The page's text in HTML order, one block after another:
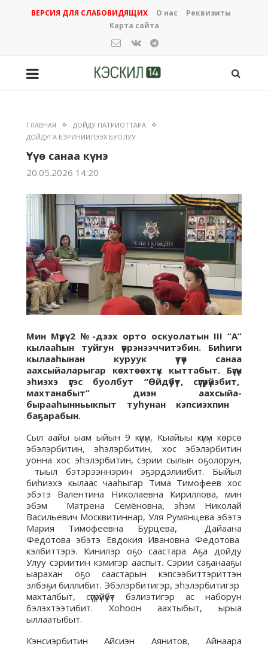
ВЕРСИЯ ДЛЯ СЛАБОВИДЯЩИХ О нас
Реквизиты
Карта сайта
ГЛАВНАЯ
ДОЙДУ ПАТРИОТТАРА
ДОЙДУГА БЭРИНИИЛЭЭХ БУОЛУУ
Үтүө санаа күнэ
20.05.2026 14:20
Мин Мүрү 2 №-дээх орто оскуолатын III “А”
кылааһын туйгун үөрэнээччитэбин. Биһиги
кылааһынан куруук үтүө санаа
аахсыйаларыгар көхтөөхтүк кыттабыт. Бүгүн
эһиэхэ үгэс буолбут “Өйдүүбүт, сүгүрүйэбит,
махтанабыт” диэн аахсыйа-
бырааһынньыкпыт туһунан кэпсиэхпин
баҕарабын.
Сыл аайы ыам ыйын 9 күнүн, Кыайыы күнүн көрсө
эбэлэрбитин, эһэлэрбитин, хос эбэлэрбитин
уонна хос эһэлэрбитин, сэрии сылын оҕолорун,
тыыл бэтэрээннэрин эҕэрдэлиибит. Быйыл
биһиэхэ кылаас чааһыгар Тима Тимофеев хос
эбэтэ Валентина Николаевна Кириллова, мин
эбэм Матрена Семёновна, эһэм Николай
Васильевич Москвитиннар, Уля Румянцева эбэтэ
Мария Тимофеевна Бурцева, Дайаана
Федотова эбэтэ Евдокия Ивановна Федотова
кэлбиттэрэ. Кинилэр оҕо саастара Аҕа дойду
Улуу сэриитин кэмигэр ааспыт. Сэрии саҕанааҕы
ыарахан оҕо саастарын кэпсээбиттэриттэн
элбэҕи биллибит. Эбэлэрбитигэр, эһэлэрбитигэр
махталбыт, сүгүрүйүүбүт бэлиэтигэр ас наборун
бэлэхтээтибит. Хоһоон аахтыбыт, ырыа
ыллаатыбыт.
Кэнсиэрбитин Айсиэн Аянитов, Айнаара